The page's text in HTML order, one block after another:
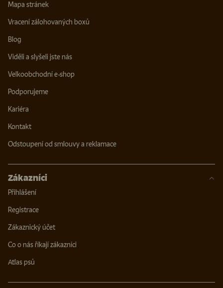
Mapa stránek
Vracení zálohovaných boxů
Blog
Viděli a slyšeli jste nás
Velkoobchodní e-shop
Podporujeme
Kariéra
Kontakt
Odstoupení od smlouvy a reklamace
Zákazníci
Přihlášení
Registrace
Zákaznický účet
Co o nás říkají zákazníci
Atlas psů